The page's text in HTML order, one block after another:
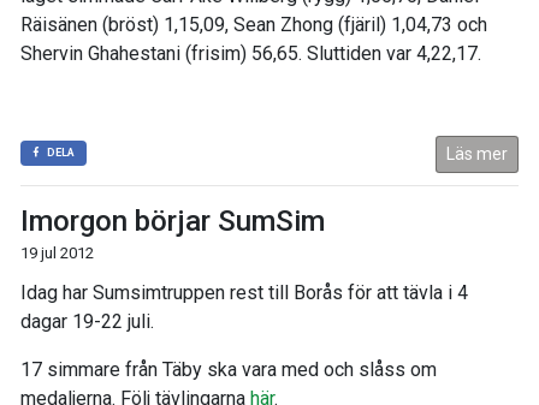
Räisänen (bröst) 1,15,09, Sean Zhong (fjäril) 1,04,73 och
Shervin Ghahestani (frisim) 56,65. Sluttiden var 4,22,17.
DELA Läs mer
Imorgon börjar SumSim
19 jul 2012
Idag har Sumsimtruppen rest till Borås för att tävla i 4
dagar 19-22 juli.
17 simmare från Täby ska vara med och slåss om
medaljerna. Följ tävlingarna här.